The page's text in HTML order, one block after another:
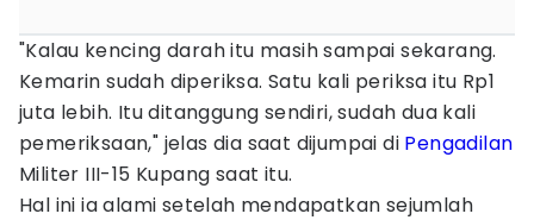
"Kalau kencing darah itu masih sampai sekarang.
Kemarin sudah diperiksa. Satu kali periksa itu Rp1
juta lebih. Itu ditanggung sendiri, sudah dua kali
pemeriksaan," jelas dia saat dijumpai di Pengadilan
Militer III-15 Kupang saat itu.
Hal ini ia alami setelah mendapatkan sejumlah